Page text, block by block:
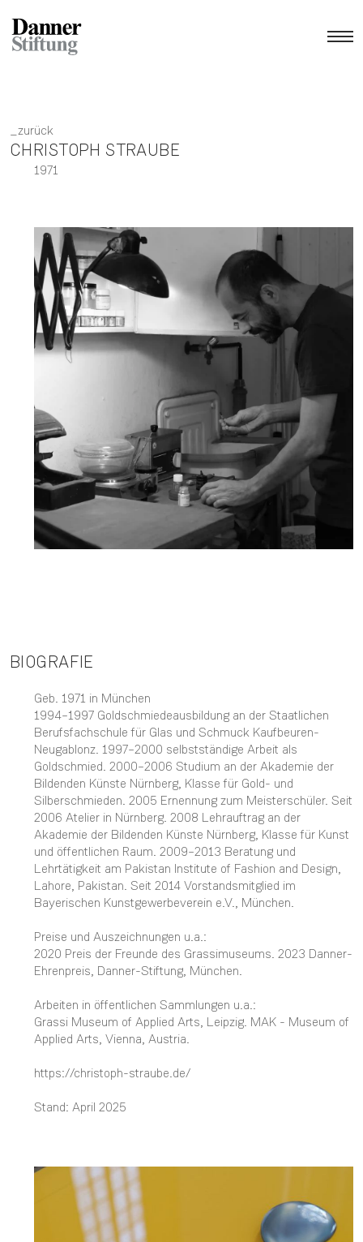
zurück
CHRISTOPH STRAUBE
1971
BIOGRAFIE
Geb. 1971 in München
1994–1997 Goldschmiedeausbildung an der Staatlichen
Berufsfachschule für Glas und Schmuck Kaufbeuren-
Neugablonz. 1997–2000 selbstständige Arbeit als
Goldschmied. 2000–2006 Studium an der Akademie der
Bildenden Künste Nürnberg, Klasse für Gold- und
Silberschmieden. 2005 Ernennung zum Meisterschüler. Seit
2006 Atelier in Nürnberg. 2008 Lehrauftrag an der
Akademie der Bildenden Künste Nürnberg, Klasse für Kunst
und öffentlichen Raum. 2009–2013 Beratung und
Lehrtätigkeit am Pakistan Institute of Fashion and Design,
Lahore, Pakistan. Seit 2014 Vorstandsmitglied im
Bayerischen Kunstgewerbeverein e.V., München.
Preise und Auszeichnungen u.a.:
2020 Preis der Freunde des Grassimuseums. 2023 Danner-
Ehrenpreis, Danner-Stiftung, München.
Arbeiten in öffentlichen Sammlungen u.a.:
Grassi Museum of Applied Arts, Leipzig. MAK - Museum of
Applied Arts, Vienna, Austria.
https://christoph-straube.de/
Stand: April 2025